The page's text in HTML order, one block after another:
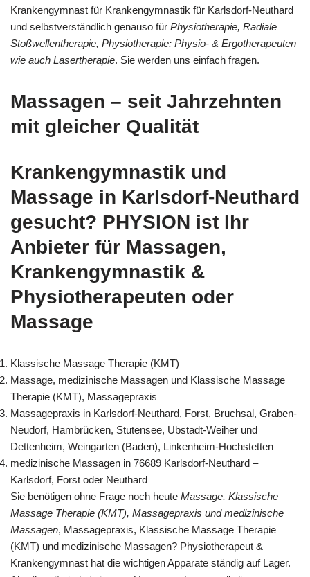
Krankengymnast für Krankengymnastik für Karlsdorf-Neuthard
und selbstverständlich genauso für Physiotherapie, Radiale
Stoßwellentherapie, Physiotherapie: Physio- & Ergotherapeuten
wie auch Lasertherapie. Sie werden uns einfach fragen.
Massagen – seit Jahrzehnten
mit gleicher Qualität
Krankengymnastik und
Massage in Karlsdorf-Neuthard
gesucht? PHYSION ist Ihr
Anbieter für Massagen,
Krankengymnastik &
Physiotherapeuten oder
Massage
Klassische Massage Therapie (KMT)
Massage, medizinische Massagen und Klassische Massage
Therapie (KMT), Massagepraxis
Massagepraxis in Karlsdorf-Neuthard, Forst, Bruchsal, Graben-
Neudorf, Hambrücken, Stutensee, Ubstadt-Weiher und
Dettenheim, Weingarten (Baden), Linkenheim-Hochstetten
medizinische Massagen in 76689 Karlsdorf-Neuthard –
Karlsdorf, Forst oder Neuthard
Sie benötigen ohne Frage noch heute Massage, Klassische
Massage Therapie (KMT), Massagepraxis und medizinische
Massagen, Massagepraxis, Klassische Massage Therapie
(KMT) und medizinische Massagen? Physiotherapeut &
Krankengymnast hat die wichtigen Apparate ständig auf Lager.